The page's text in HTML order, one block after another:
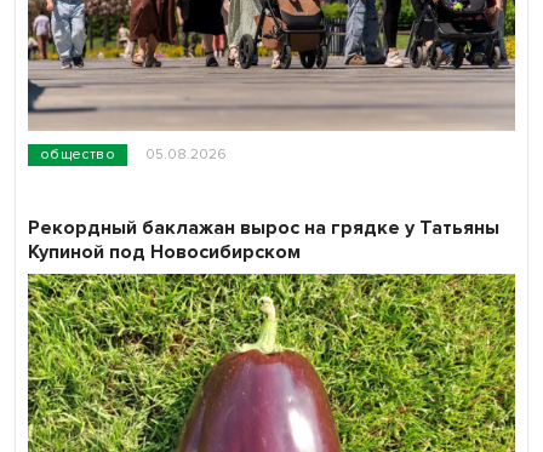
общество 05.08.2026
Рекордный баклажан вырос на грядке у Татьяны
Купиной под Новосибирском